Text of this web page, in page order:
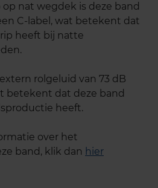
nat wegdek is deze band
C-label, wat betekent dat
heeft bij natte
rolgeluid van 73 dB
betekent dat deze band
heeft.
over het
band, klik dan hier